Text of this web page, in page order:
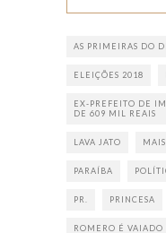
AS PRIMEIRAS DO
ELEIÇÕES 2018
EX-PREFEITO DE
DE 609 MIL REAIS
LAVA JATO
PARAÍBA
PR. PRINCESA
ROMERO É